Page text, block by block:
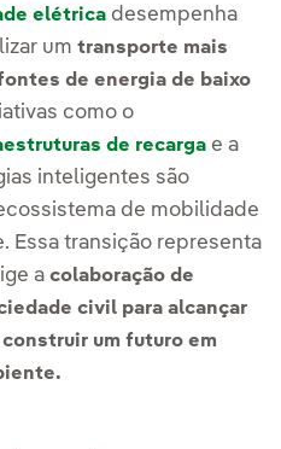
elétrica desempenha
um transporte mais
de energia de baixo
como o
de recarga e a
inteligentes são
de mobilidade
Essa transição representa
a colaboração de
civil para alcançar
um futuro em